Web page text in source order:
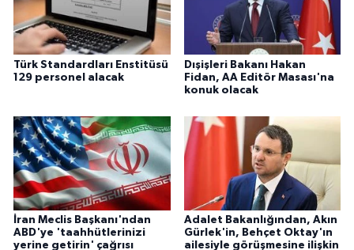
Türk Standardları Enstitüsü
129 personel alacak
Dışişleri Bakanı Hakan
Fidan, AA Editör Masası'na
konuk olacak
İran Meclis Başkanı'ndan
ABD'ye 'taahhütlerinizi
yerine getirin' çağrısı
Adalet Bakanlığından, Akın
Gürlek'in, Behçet Oktay'ın
ailesiyle görüşmesine ilişkin